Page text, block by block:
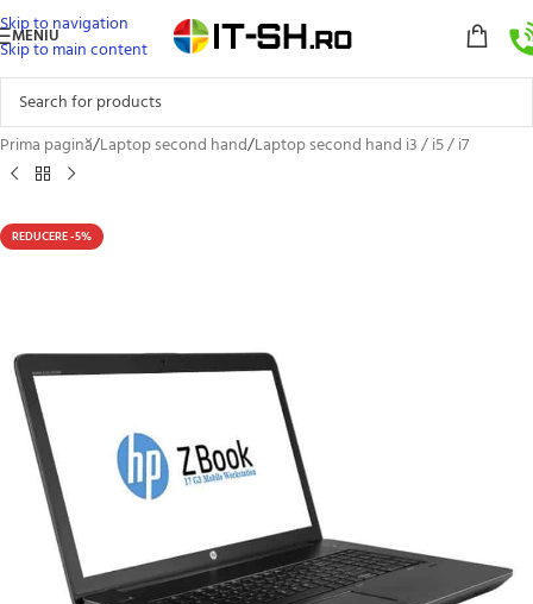
Skip to navigation
Skip to main content
MENIU
Prima pagină/Laptop second hand/Laptop second hand i3 / i5 / i7
REDUCERE -5%